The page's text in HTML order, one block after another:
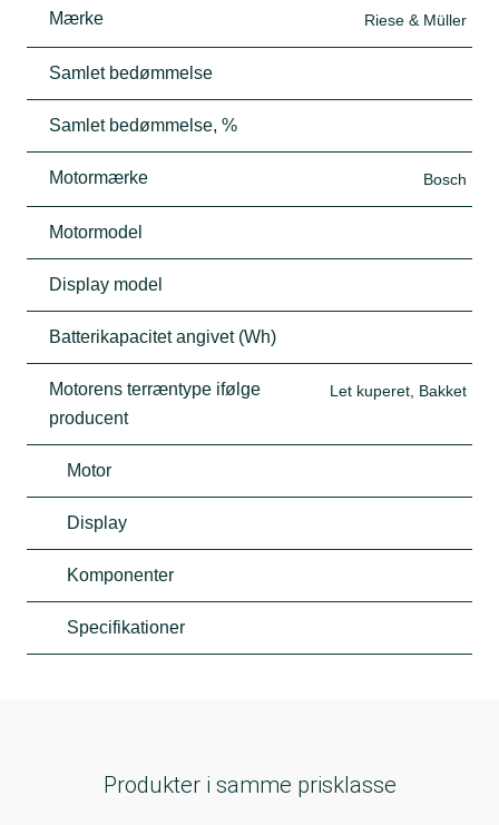
Mærke Riese & Müller
Samlet bedømmelse
Samlet bedømmelse, %
Motormærke Bosch
Motormodel
Display model
Batterikapacitet angivet (Wh)
Motorens terræntype ifølge
producent
Let kuperet, Bakket
Motor
Display
Komponenter
Specifikationer
Produkter i samme prisklasse